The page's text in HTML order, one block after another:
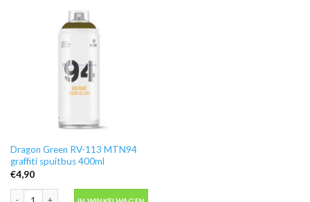
Dragon Green RV-113 MTN94
graffiti spuitbus 400ml
€4,90